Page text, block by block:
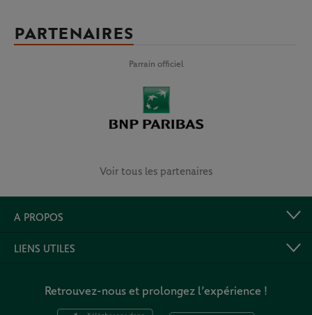
PARTENAIRES
Parrain officiel
Voir tous les partenaires
A PROPOS
LIENS UTILES
Retrouvez-nous et prolongez l’expérience !